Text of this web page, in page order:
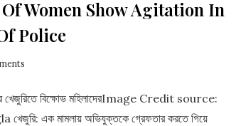
Women Show Agitation In
Police
খেজুরিতে বিক্ষোভ মহিলাদেরImage Credit source:
এক মামলায় অভিযুক্তকে গ্রেফতার করতে গিয়ে